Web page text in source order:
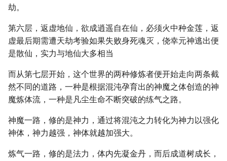
劫。
第六层，返虚地仙，欲成逍遥自在仙，必须火中种金莲，返
虚最后期需遭天劫考验如果失败身死魂灭，侥幸元神逃出便
是散仙，实力与地仙大多相当
而从第七层开始，这个世界的两种修炼者便开始走向两条截
然不同的道路，一种是根据混沌孕育出的神魔之体创造的神
魔炼体流，一种是凡尘生命不断突破的练气之路。
神魔一路，修的是神力，通过将混沌之力转化为神力以强化
神体，神力越强，神体就越加强大。
炼气一路，修的是法力，体内先凝金丹，而后成道树成长，